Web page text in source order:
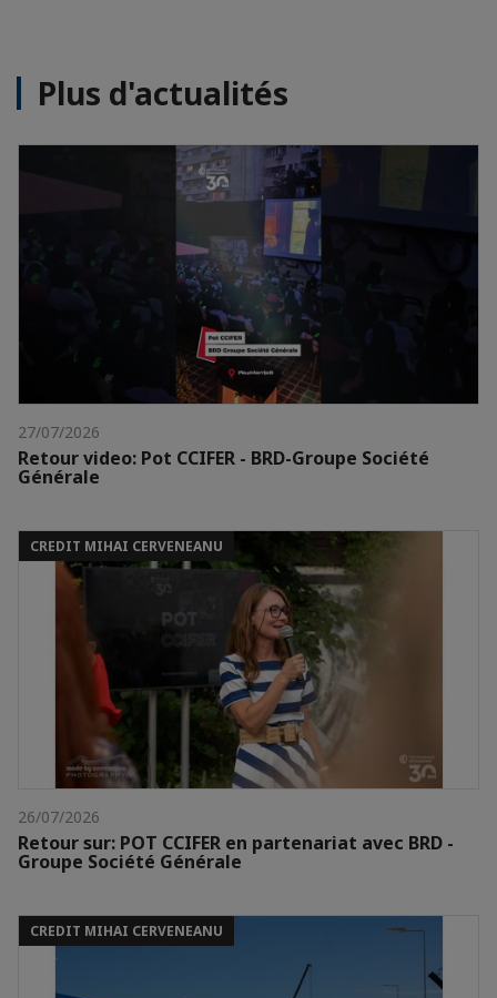
Plus d'actualités
27/07/2026
Retour video: Pot CCIFER - BRD-Groupe Société
Générale
CREDIT MIHAI CERVENEANU
26/07/2026
Retour sur: POT CCIFER en partenariat avec BRD -
Groupe Société Générale
CREDIT MIHAI CERVENEANU